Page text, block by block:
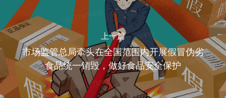
上一篇
市场监管总局牵头在全国范围内开展假冒伪劣
食品统一销毁，做好食品安全保护